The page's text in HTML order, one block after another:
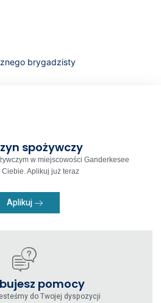
brygadzisty
spożywczy
w miejscowości Ganderkesee
Aplikuj już teraz
Aplikuj
pomocy
do Twojej dyspozycji